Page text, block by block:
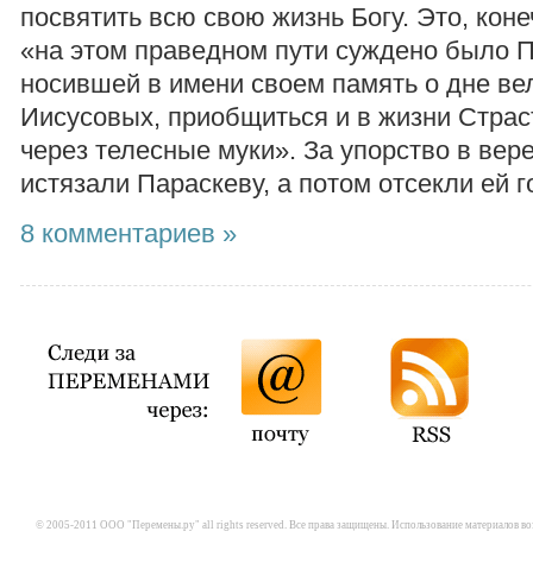
посвятить всю свою жизнь Богу. Это,
«на этом праведном пути суждено было
носившей в имени своем память о дне
Иисусовых, приобщиться и в жизни
через телесные муки». За упорство в
истязали Параскеву, а потом отсекли ей
8 комментариев »
© 2005-2011 ООО "Перемены.ру" all rights reserved. Все права защищены. Использование материалов